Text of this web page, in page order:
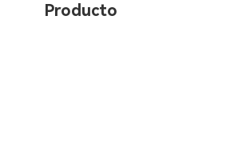
Producto